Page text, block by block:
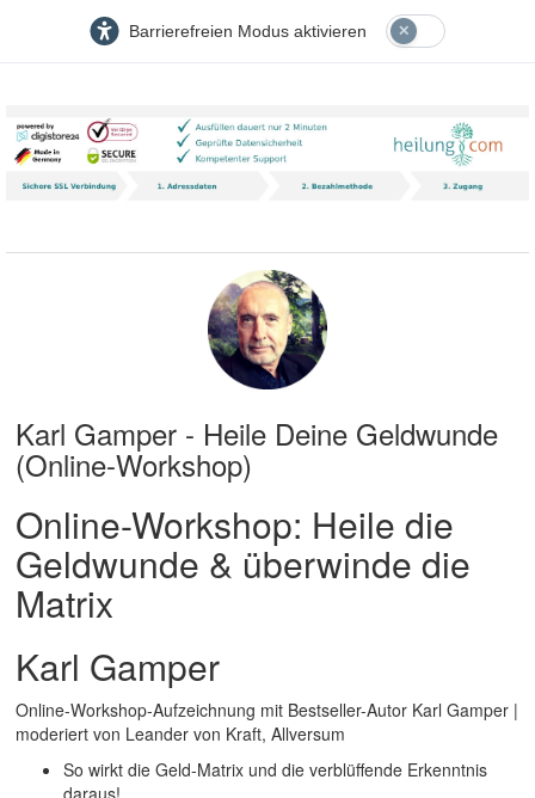
Barrierefreien Modus aktivieren
Karl Gamper - Heile Deine Geldwunde
(Online-Workshop)
Online-Workshop: Heile die
Geldwunde & überwinde die
Matrix
Karl Gamper
Online-Workshop-Aufzeichnung mit Bestseller-Autor Karl Gamper |
moderiert von Leander von Kraft, Allversum
So wirkt die Geld-Matrix und die verblüffende Erkenntnis
daraus!